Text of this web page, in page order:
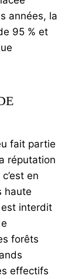
années, la
95 % et
fait partie
réputation
en
haute
interdit
forêts
effectifs